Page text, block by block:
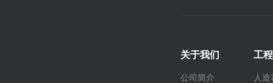
关于我们
公司简介
工
人造